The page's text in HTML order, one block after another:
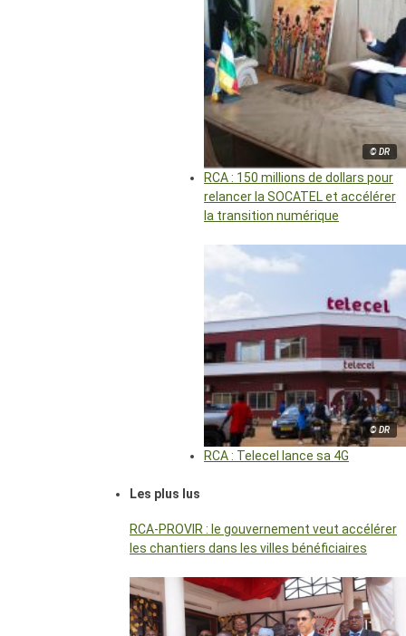
© DR
RCA : 150 millions de dollars pour
relancer la SOCATEL et accélérer
la transition numérique
© DR
RCA : Telecel lance sa 4G
Les plus lus
RCA-PROVIR : le gouvernement veut accélérer
les chantiers dans les villes bénéficiaires